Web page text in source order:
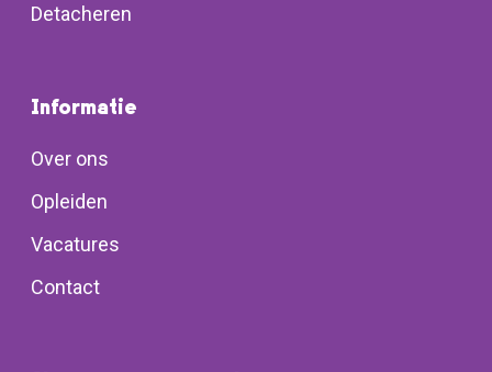
Detacheren
Informatie
Over ons
Opleiden
Vacatures
Contact